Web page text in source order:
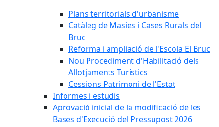
Plans territorials d'urbanisme
Catàleg de Masies i Cases Rurals del
Bruc
Reforma i ampliació de l'Escola El Bruc
Nou Procediment d'Habilitació dels
Allotjaments Turístics
Cessions Patrimoni de l'Estat
Informes i estudis
Aprovació inicial de la modificació de les
Bases d'Execució del Pressupost 2026